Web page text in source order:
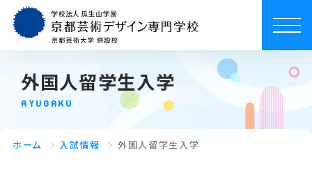
外国人留学生入学
RYUGAKU
ホーム 入試情報 外国人留学生入学